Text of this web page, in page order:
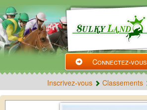
Connectez-vous
Inscrivez-vous Classements